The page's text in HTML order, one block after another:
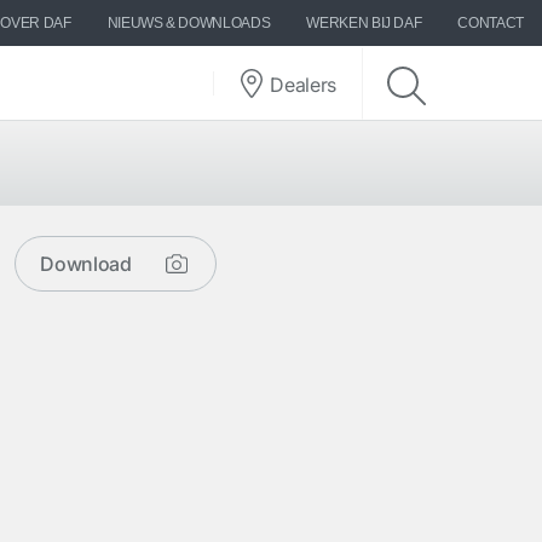
OVER DAF NIEUWS & DOWNLOADS WERKEN BIJ DAF CONTACT
Dealers
Download